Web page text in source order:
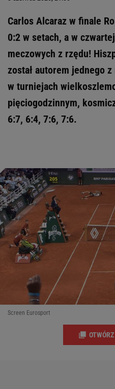
Carlos Alcaraz w finale
0:2 w setach, a w
meczowych z rzędu!
został autorem jednego
w turniejach
pięciogodzinnym,
6:7, 6:4, 7:6, 7:6.
Screen Eurosport